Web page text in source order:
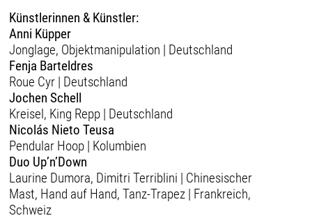
Künstlerinnen & Künstler:
Anni Küpper
Jonglage, Objektmanipulation | Deutschland
Fenja Barteldres
Roue Cyr | Deutschland
Jochen Schell
Kreisel, King Repp | Deutschland
Nicolás Nieto Teusa
Pendular Hoop | Kolumbien
Duo Up’n’Down
Laurine Dumora, Dimitri Terriblini | Chinesischer
Mast, Hand auf Hand, Tanz-Trapez | Frankreich,
Schweiz